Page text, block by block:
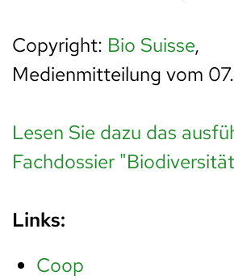
Copyright: Bio Suisse,
Medienmitteilung vom
Lesen Sie dazu das
Fachdossier
Links:
Coop